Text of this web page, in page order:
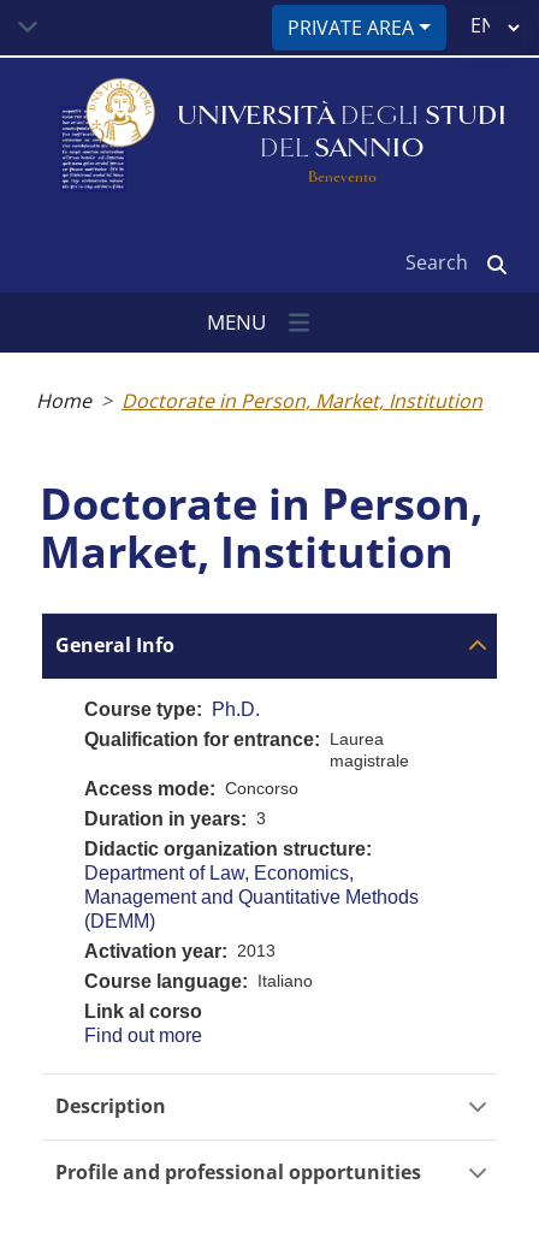
main
PRIVATE AREA
Select
UNIVERSITÀ DEGLI STUDI
DEL SANNIO
Benevento
MENU
Home Doctorate in Person, Market, Institution
Doctorate in Person,
Market, Institution
General Info
Course type
Ph.D.
Qualification for entrance
Laurea
magistrale
Access mode Concorso
Duration in years 3
Didactic organization structure
Department of Law, Economics,
Management and Quantitative Methods
(DEMM)
Activation year
2013
Course language Italiano
Link al corso
Find out more
Description
Profile and professional opportunities